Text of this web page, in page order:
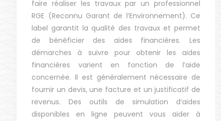
faire réaliser les travaux par un professionnel
RGE (Reconnu Garant de l’Environnement). Ce
label garantit la qualité des travaux et permet
de bénéficier des aides financières. Les
démarches à suivre pour obtenir les aides
financières varient en fonction de l’aide
concernée. Il est généralement nécessaire de
fournir un devis, une facture et un justificatif de
revenus. Des outils de simulation d’aides
disponibles en ligne peuvent vous aider à